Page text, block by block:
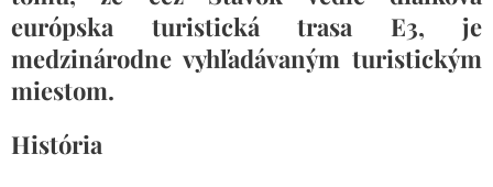
európska turistická trasa E3, je
medzinárodne vyhľadávaným turistickým
miestom.
História